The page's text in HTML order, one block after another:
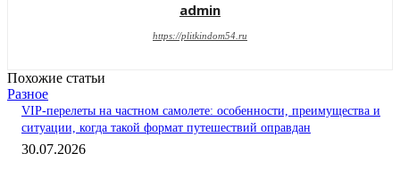
admin
https://plitkindom54.ru
Похожие статьи
Разное
VIP-перелеты на частном самолете: особенности, преимущества и
ситуации, когда такой формат путешествий оправдан
30.07.2026